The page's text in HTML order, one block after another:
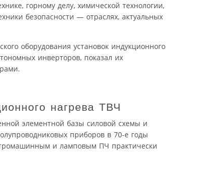
горному делу, химической технологии,
безопасности — отраслях, актуальных
оборудования установок индукционного
инверторов, показал их
нагрева ТВЧ
элементной базы силовой схемы и
приборов в 70-е годы
и ламповым ПЧ практически